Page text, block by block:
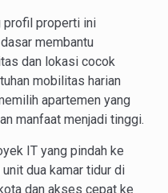
profil properti ini
membantu
dan lokasi cocok
mobilitas harian
apartemen yang
manfaat menjadi tinggi.
IT yang pindah ke
dua kamar tidur di
dan akses cepat ke